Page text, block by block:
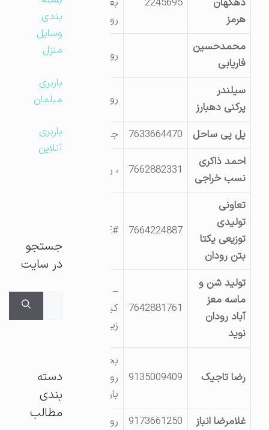
هرمز
رودان
محمدحسین
فاریابی
رودان شهر? صنعتی
سیلندر
پرکنی دهبارز
رودان روستای آبنما
پل پی ساحل 7633664470
جنب پل آبنما
احمد ذاکری
نسب خراجی
7662882331 ، روستای خراجی
تعاونی
تولیدی
توزیعی یکتا
بتن رودان
7664224887
#NAME?
تولید شن و
ماسه معز
آباد رودان
7642881761
– روستای فاریاب-
زیارتعلی
رضا تاجیک 9135009409
بخش
رودخانه،روستای
بارانی
غلامرضا انباز
9173661250 روستای ماشنگی
بندی
وسایل
منزل
باربری
مبلمان
باربری
آنلاین
جستجو
در سایت
دسته
بندی
مطالب